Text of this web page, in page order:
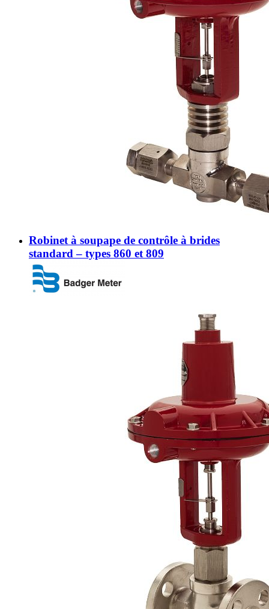
Robinet à soupape de contrôle à brides
standard – types 860 et 809